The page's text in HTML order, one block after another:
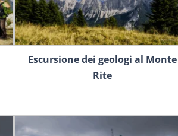
Escursione dei geologi al Monte
Rite